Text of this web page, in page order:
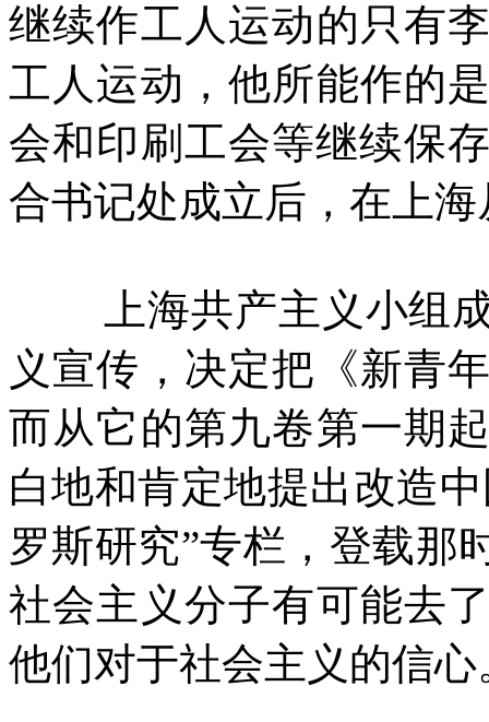
继续作工人运动的只有
工人运动，他所能作的
会和印刷工会等继续保
合书记处成立后，在上
上海共产主义小组
义宣传，决定把《新青
而从它的第九卷第一期
白地和肯定地提出改造
罗斯研究”专栏，登载那
社会主义分子有可能去
他们对于社会主义的信心